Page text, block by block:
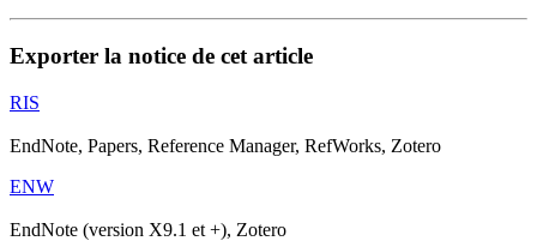
Exporter la notice de cet article
RIS
EndNote, Papers, Reference Manager, RefWorks, Zotero
ENW
EndNote (version X9.1 et +), Zotero